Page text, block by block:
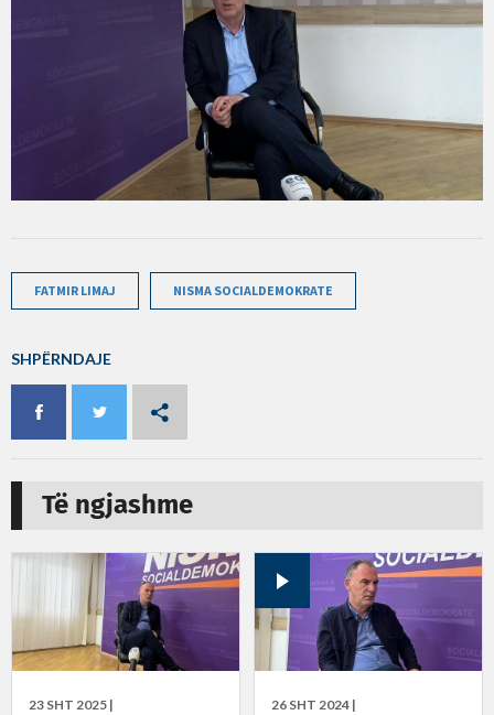
FATMIR LIMAJ NISMA SOCIALDEMOKRATE
SHPËRNDAJE
Të ngjashme
23 SHT 2025 | 26 SHT 2024 |